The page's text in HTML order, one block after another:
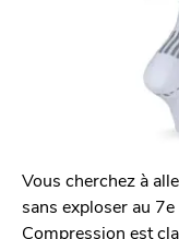
Vous cherchez à
sans exploser au
Compression est